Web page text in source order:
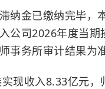
纳金已缴纳完毕，
公司2026年度当
事务所审计结果为准
现收入8.33亿元，